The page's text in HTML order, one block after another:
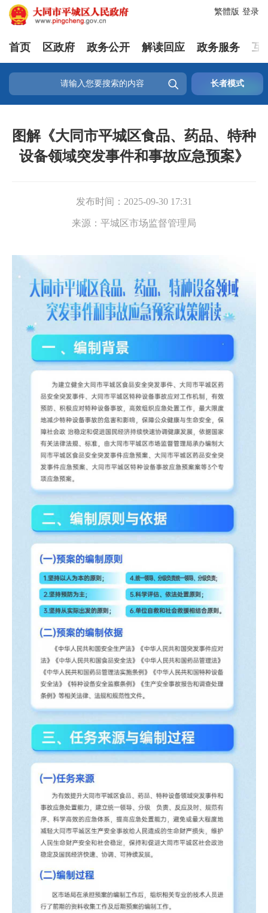
登录
繁體版
首页 区政府 政务公开 解读回应 政务服务 互
 长者模式
图解《大同市平城区食品、药品、特种
设备领域突发事件和事故应急预案》
发布时间： 2025-09-30 17:31
来源： 平城区市场监督管理局